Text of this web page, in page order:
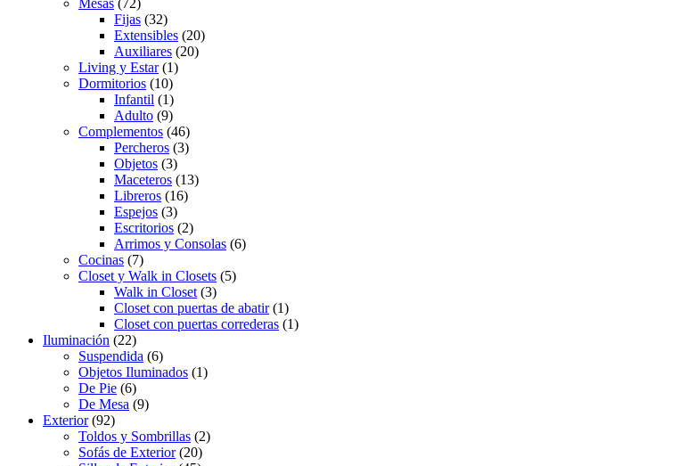
Mesas (72)
Fijas (32)
Extensibles (20)
Auxiliares (20)
Living y Estar(1)
Dormitorios (10)
Infantil (1)
Adulto (9)
Complementos (46)
Percheros (3)
Objetos (3)
Maceteros (13)
Libreros (16)
Espejos (3)
Escritorios (2)
Arrimos y Consolas (6)
Cocinas (7)
Closet y Walk in Closets (5)
Walk in Closet (3)
Closet con puertas de abatir(1)
Closet con puertas correderas (1)
Iluminación (22)
Suspendida (6)
Objetos Iluminados (1)
De Pie (6)
De Mesa (9)
Exterior(92)
Toldos y Sombrillas (2)
Sofás de Exterior(20)